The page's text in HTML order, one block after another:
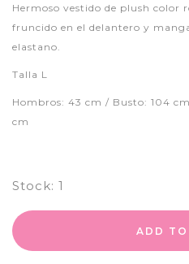
Hermoso vestido de plush color
fruncido en el delantero y
elastano.
Talla L
Hombros: 43 cm / Busto: 104
cm
Stock: 1
ADD TO